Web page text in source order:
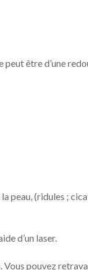
peut être d’une
peau, (ridules ;
d’un laser.
Vous pouvez